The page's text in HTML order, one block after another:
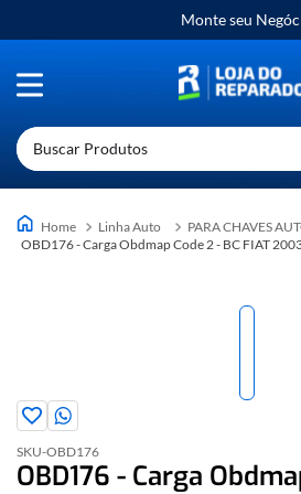
Monte seu
Buscar Produtos
Linha Auto PARA CHAVES
OBD176 - Carga Obdmap Code 2 - BC FIAT
SKU-OBD176
OBD176 - Carga